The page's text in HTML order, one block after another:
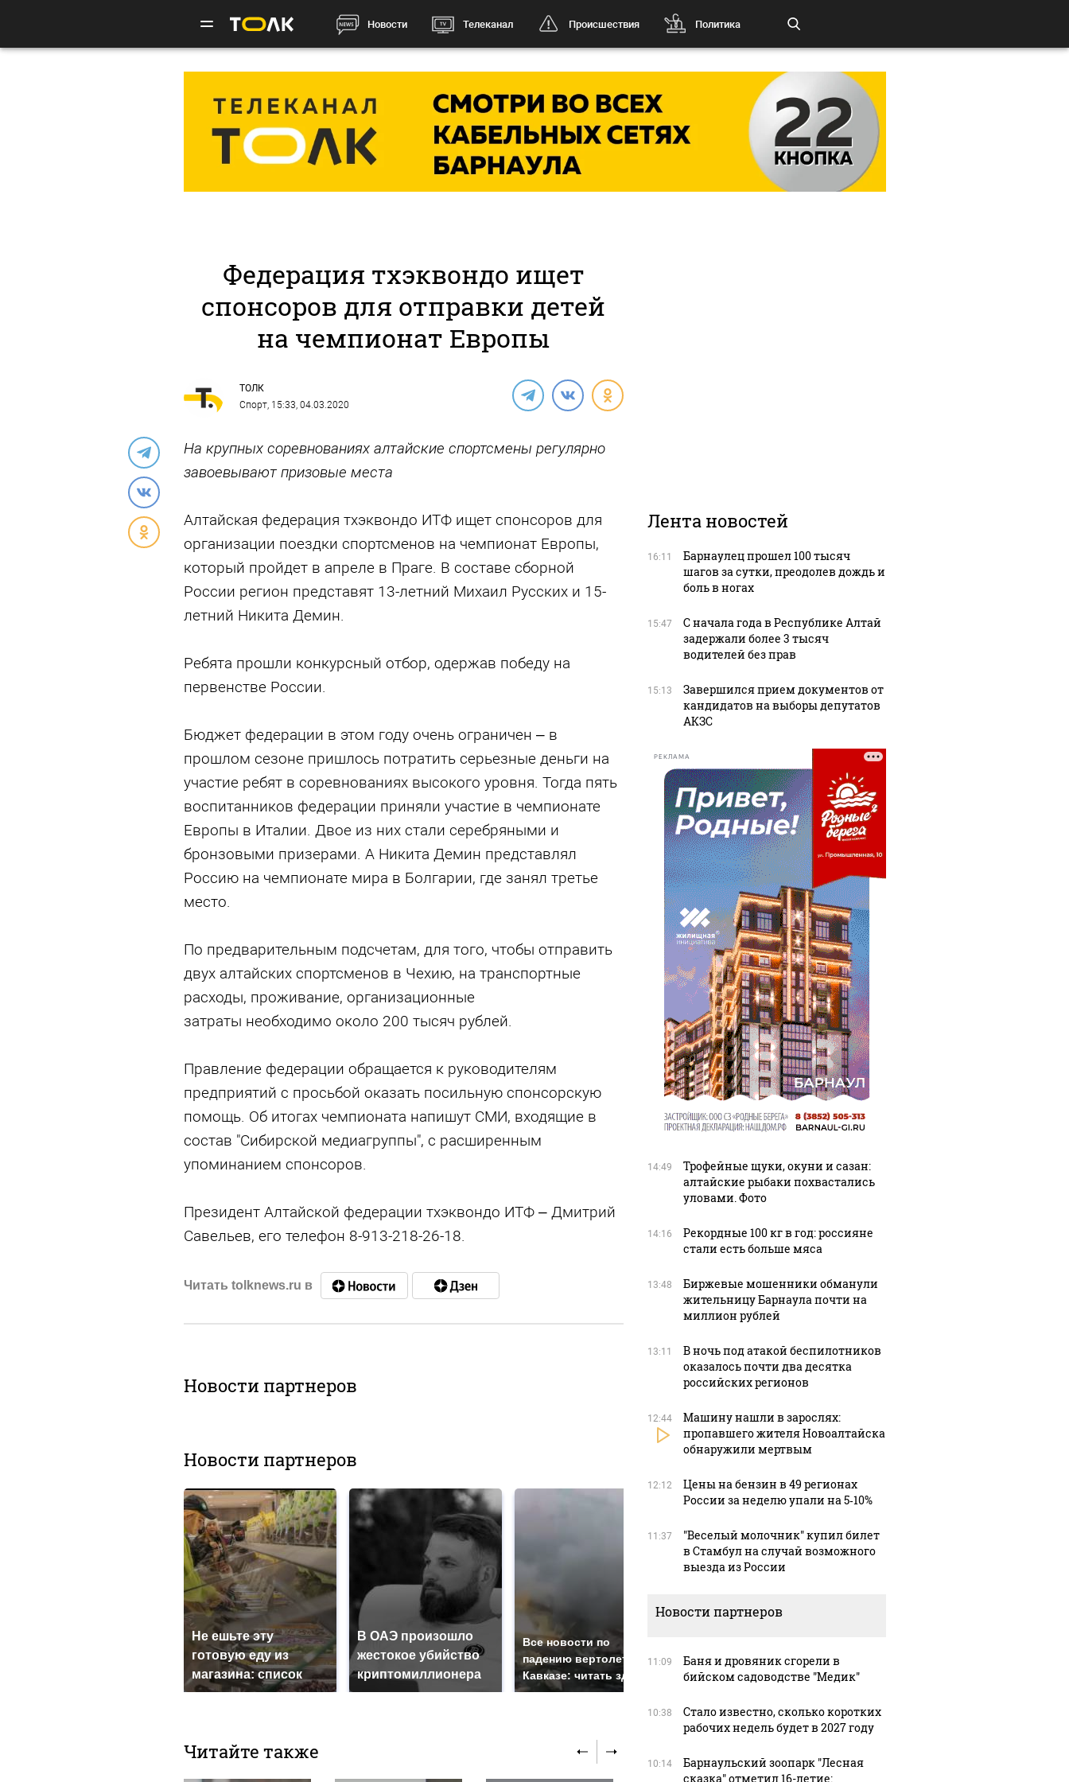
Новости Телеканал Происшествия Политика
Федерация тхэквондо ищет
спонсоров для отправки детей
на чемпионат Европы
ТОЛК
Спорт, 15:33, 04.03.2020
На крупных соревнованиях алтайские спортсмены регулярно
завоевывают призовые места
Алтайская федерация тхэквондо ИТФ ищет спонсоров для
организации поездки спортсменов на чемпионат Европы,
который пройдет в апреле в Праге. В составе сборной
России регион представят 13-летний Михаил Русских и 15-
летний Никита Демин.
Ребята прошли конкурсный отбор, одержав победу на
первенстве России.
Бюджет федерации в этом году очень ограничен – в
прошлом сезоне пришлось потратить серьезные деньги на
участие ребят в соревнованиях высокого уровня. Тогда пять
воспитанников федерации приняли участие в чемпионате
Европы в Италии. Двое из них стали серебряными и
бронзовыми призерами. А Никита Демин представлял
Россию на чемпионате мира в Болгарии, где занял третье
место.
По предварительным подсчетам, для того, чтобы отправить
двух алтайских спортсменов в Чехию, на транспортные
расходы, проживание, организационные
затраты необходимо около 200 тысяч рублей.
Правление федерации обращается к руководителям
предприятий с просьбой оказать посильную спонсорскую
помощь. Об итогах чемпионата напишут СМИ, входящие в
состав "Сибирской медиагруппы", с расширенным
упоминанием спонсоров.
Президент Алтайской федерации тхэквондо ИТФ – Дмитрий
Савельев, его телефон 8-913-218-26-18.
Читать tolknews.ru в
Новости партнеров
Новости партнеров
Не ешьте эту
готовую еду из
магазина: список
В ОАЭ произошло
жестокое убийство
криптомиллионера
Все новости по
падению вертолета на
Кавказе: читать здесь
было с 1945: чего
ждать всем нам?
продукта: что купить?
Читайте также
Лента новостей
16:11
Барнаулец прошел 100 тысяч
шагов за сутки, преодолев дождь и
боль в ногах
15:47
С начала года в Республике Алтай
задержали более 3 тысяч
водителей без прав
15:13
Завершился прием документов от
кандидатов на выборы депутатов
АКЗС
РЕКЛАМА
14:49
Трофейные щуки, окуни и сазан:
алтайские рыбаки похвастались
уловами. Фото
14:16
Рекордные 100 кг в год: россияне
стали есть больше мяса
13:48
Биржевые мошенники обманули
жительницу Барнаула почти на
миллион рублей
13:11
В ночь под атакой беспилотников
оказалось почти два десятка
российских регионов
12:44
Машину нашли в зарослях:
пропавшего жителя Новоалтайска
обнаружили мертвым
12:12
Цены на бензин в 49 регионах
России за неделю упали на 5‑10%
11:37
"Веселый молочник" купил билет
в Стамбул на случай возможного
выезда из России
Новости партнеров
11:09
Баня и дровяник сгорели в
бийском садоводстве "Медик"
10:38
Стало известно, сколько коротких
рабочих недель будет в 2027 году
10:14
Барнаульский зоопарк "Лесная
сказка" отметил 16-летие: